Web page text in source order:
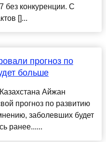
без конкуренции. С
[]...
прогноз по
больше
Айжан
прогноз по развитию
заболевших будет
ранее......